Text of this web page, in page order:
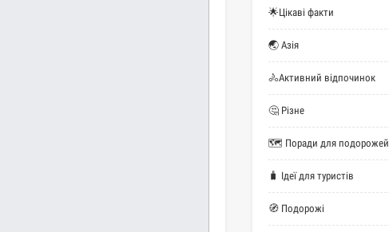
🌟Цікаві факти
🌏 Азія
🚴Активний відпочинок
🤔 Різне
🗺 Поради для подорожей
🧳 Ідеї для туристів
🧭 Подорожі